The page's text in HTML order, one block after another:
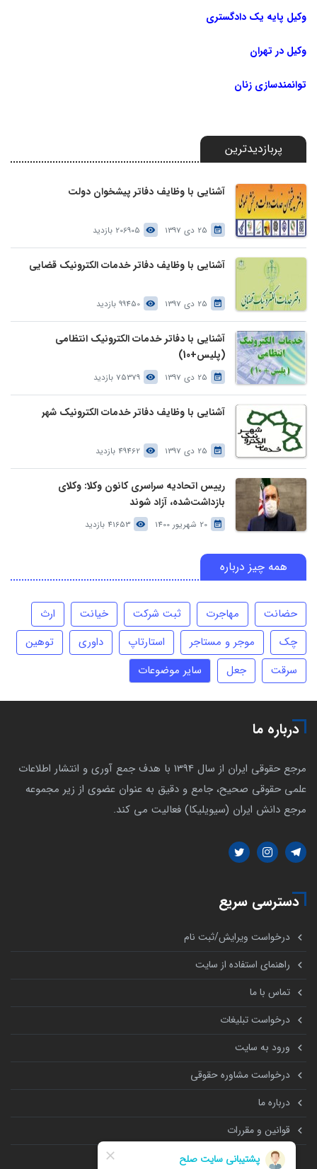
وکیل پایه یک دادگستری
وکیل در تهران
توانمندسازی زنان
پربازدیدترین
آشنایی با وظایف دفاتر پیشخوان دولت
25 دی 1397 206905 بازدید
آشنایی با وظایف دفاتر خدمات الکترونیک قضایی
25 دی 1397 99450 بازدید
آشنایی با دفاتر خدمات الکترونیک انتظامی
(پلیس+10)
25 دی 1397 75379 بازدید
آشنایی با وظایف دفاتر خدمات الکترونیک شهر
25 دی 1397 49462 بازدید
رییس اتحادیه سراسری کانون وکلا: وکلای
بازداشت‌شده، آزاد شوند
20 شهریور 1400 41653 بازدید
همه چیز درباره
حضانت مهاجرت ثبت شرکت خیانت
ارث
چک
موجر و مستاجر استارتاپ داوری
توهین
سرقت
جعل سایر موضوعات
درباره ما
مرجع حقوقی ایران از سال 1394 با هدف جمع آوری و انتشار اطلاعات
علمی حقوقی صحیح، جامع و دقیق به عنوان عضوی از زیر مجموعه
مرجع دانش ایران (سیویلیکا) فعالیت می کند.
دسترسی سریع
درخواست ویرایش/ثبت نام
راهنمای استفاده از سایت
تماس با ما
درخواست تبلیغات
ورود به سایت
درخواست مشاوره حقوقی
درباره ما
قوانین و مقررات